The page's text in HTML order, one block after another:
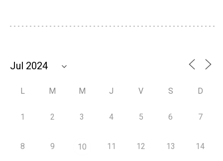
L M M J V S D
1 2 3 4 5 6 7
8 9 10 11 12 13 14